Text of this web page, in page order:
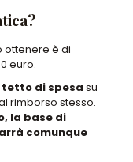
ottenere è di
euro.
tetto di spesa su
rimborso stesso.
la base di
comunque